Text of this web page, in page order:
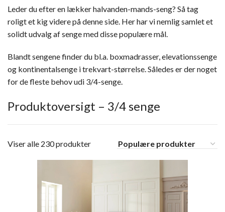
Leder du efter en lækker halvanden-mands-seng? Så tag
roligt et kig videre på denne side. Her har vi nemlig samlet et
solidt udvalg af senge med disse populære mål.
Blandt sengene finder du bl.a. boxmadrasser, elevationssenge
og kontinentalsenge i trekvart-størrelse. Således er der noget
for de fleste behov udi 3/4-senge.
Produktoversigt – 3/4 senge
Viser alle 230 produkter